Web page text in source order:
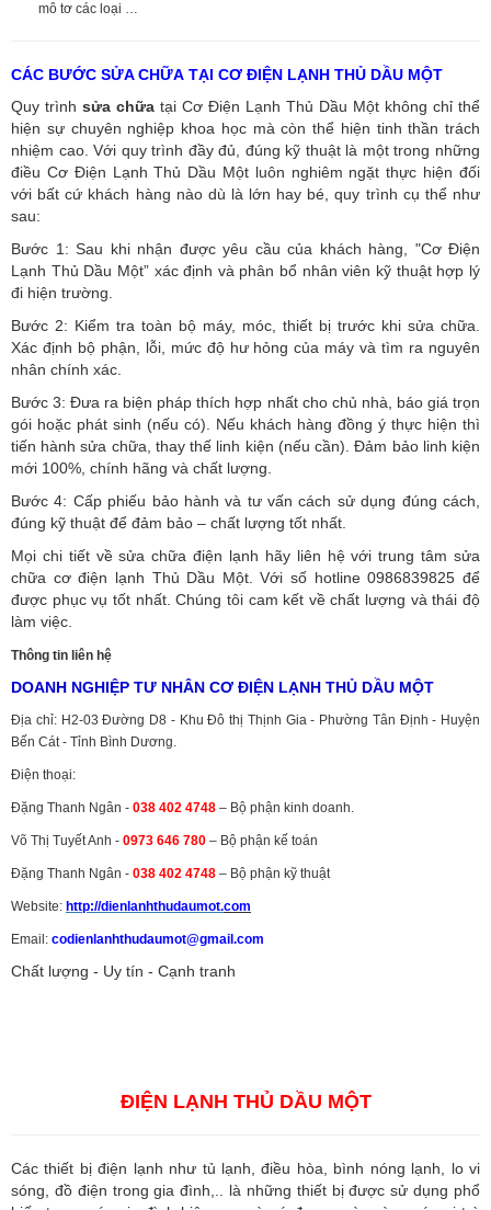
mô tơ các loại …
CÁC BƯỚC SỬA CHỮA TẠI CƠ ĐIỆN LẠNH THỦ DẦU MỘT
Quy trình sửa chữa tại Cơ Điện Lạnh Thủ Dầu Một không chỉ thể
hiện sự chuyên nghiệp khoa học mà còn thể hiện tinh thần trách
nhiệm cao. Với quy trình đầy đủ, đúng kỹ thuật là một trong những
điều Cơ Điện Lạnh Thủ Dầu Một luôn nghiêm ngặt thực hiện đối
với bất cứ khách hàng nào dù là lớn hay bé, quy trình cụ thể như
sau:
Bước 1: Sau khi nhận được yêu cầu của khách hàng, "Cơ Điện
Lạnh Thủ Dầu Một” xác định và phân bổ nhân viên kỹ thuật hợp lý
đi hiện trường.
Bước 2: Kiểm tra toàn bộ máy, móc, thiết bị trước khi sửa chữa.
Xác định bộ phận, lỗi, mức độ hư hỏng của máy và tìm ra nguyên
nhân chính xác.
Bước 3: Đưa ra biện pháp thích hợp nhất cho chủ nhà, báo giá trọn
gói hoặc phát sinh (nếu có). Nếu khách hàng đồng ý thực hiện thì
tiến hành sửa chữa, thay thế linh kiện (nếu cần). Đảm bảo linh kiện
mới 100%, chính hãng và chất lượng.
Bước 4: Cấp phiếu bảo hành và tư vấn cách sử dụng đúng cách,
đúng kỹ thuật để đảm bảo – chất lượng tốt nhất.
Mọi chi tiết về sửa chữa điện lạnh hãy liên hệ với trung tâm sửa
chữa cơ điện lạnh Thủ Dầu Một. Với số hotline 0986839825 để
được phục vụ tốt nhất. Chúng tôi cam kết về chất lượng và thái độ
làm việc.
Thông tin liên hệ
DOANH NGHIỆP TƯ NHÂN CƠ ĐIỆN LẠNH THỦ DẦU MỘT
Địa chỉ: H2-03 Đường D8 - Khu Đô thị Thịnh Gia - Phường Tân Định - Huyện
Bến Cát - Tỉnh Bình Dương.
Điện thoại:
Đặng Thanh Ngân - 038 402 4748 – Bộ phận kinh doanh.
Võ Thị Tuyết Anh - 0973 646 780 – Bộ phận kế toán
Đặng Thanh Ngân - 038 402 4748 – Bộ phận kỹ thuật
Website: http://dienlanhthudaumot.com
Email: codienlanhthudaumot@gmail.com
Chất lượng - Uy tín - Cạnh tranh
ĐIỆN LẠNH THỦ DẦU MỘT
Các thiết bị điện lạnh như tủ lạnh, điều hòa, bình nóng lạnh, lo vi
sóng, đồ điện trong gia đình,.. là những thiết bị được sử dụng phổ